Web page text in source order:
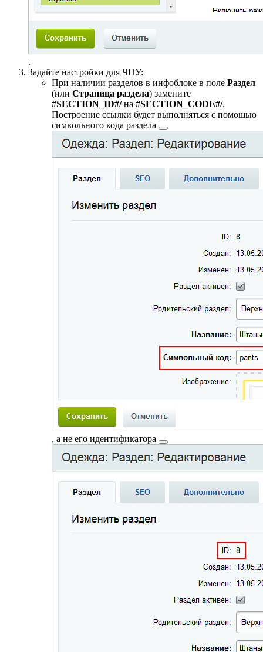
.
Задайте настройки для ЧПУ:
При наличии разделов в инфоблоке в поле Раздел
(или Страница раздела) замените
#SECTION_ID#/на #SECTION_CODE#/.
Построение ссылки будет выполняться с помощью
символьного кода раздела
, а не его идентификатора